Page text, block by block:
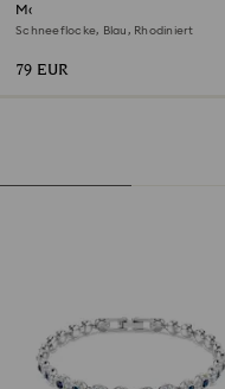
Magic Ohrstecker
Schneeflocke, Blau, Rhodiniert
79 EUR